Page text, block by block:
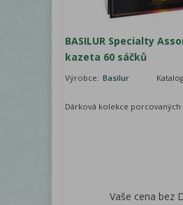
BASILUR Specialty
kazeta 60 sáčků
Výrobce: Basilur
Dárková kolekce porcovaných
Vaše cena bez